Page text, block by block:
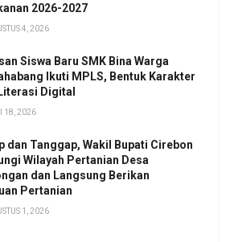
2026-2027
4, 2026
Siswa Baru SMK Bina Warga
Ikuti MPLS, Bentuk Karakter
Digital
18, 2026
dan Tanggap, Wakil Bupati Cirebon
Wilayah Pertanian Desa
dan Langsung Berikan
Pertanian
1, 2026